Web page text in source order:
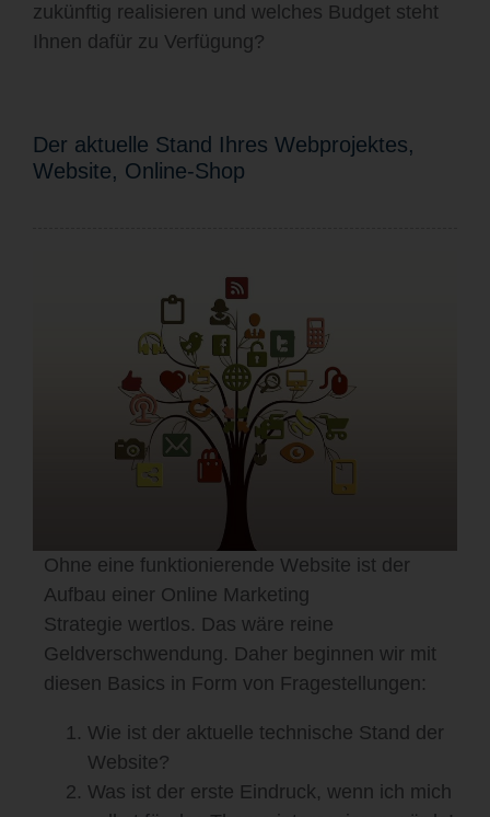
zukünftig realisieren und welches Budget steht
Ihnen dafür zu Verfügung?
Der aktuelle Stand Ihres Webprojektes,
Website, Online-Shop
Ohne eine funktionierende Website ist der
Aufbau einer Online Marketing
Strategie wertlos. Das wäre reine
Geldverschwendung. Daher beginnen wir mit
diesen Basics in Form von Fragestellungen:
Wie ist der aktuelle technische Stand der
Website?
Was ist der erste Eindruck, wenn ich mich